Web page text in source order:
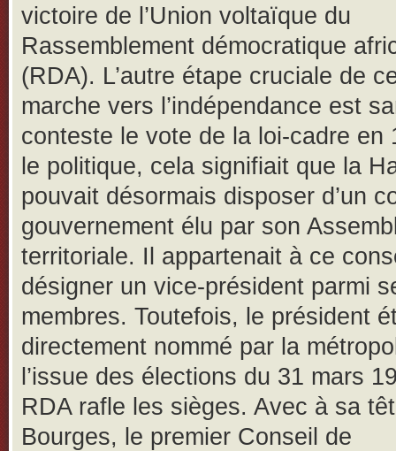
victoire de l’Union voltaïque du
Rassemblement démocratique
(RDA). L’autre étape cruciale de
marche vers l’indépendance est
conteste le vote de la loi-cadre en
le politique, cela signifiait que la
pouvait désormais disposer d’un
gouvernement élu par son
territoriale. Il appartenait à ce
désigner un vice-président parmi
membres. Toutefois, le président
directement nommé par la
l’issue des élections du 31 mars
RDA rafle les sièges. Avec à sa
Bourges, le premier Conseil de